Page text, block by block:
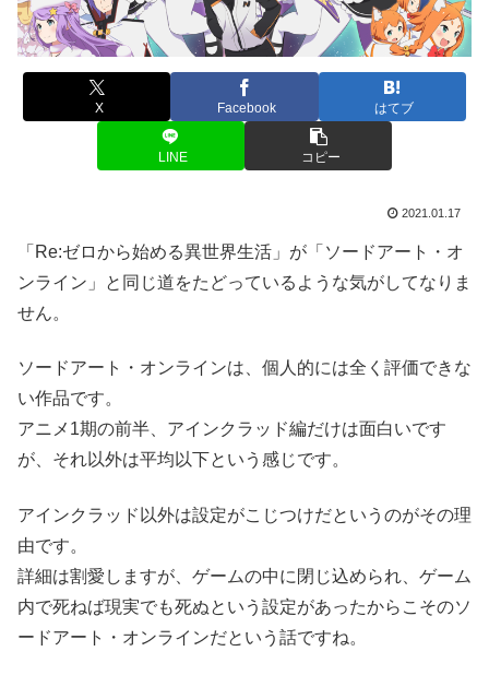
X Facebook はてブ
LINE コピー
2021.01.17
「Re:ゼロから始める異世界生活」が「ソードアート・オ
ンライン」と同じ道をたどっているような気がしてなりま
せん。
ソードアート・オンラインは、個人的には全く評価できな
い作品です。
アニメ1期の前半、アインクラッド編だけは面白いです
が、それ以外は平均以下という感じです。
アインクラッド以外は設定がこじつけだというのがその理
由です。
詳細は割愛しますが、ゲームの中に閉じ込められ、ゲーム
内で死ねば現実でも死ぬという設定があったからこそのソ
ードアート・オンラインだという話ですね。